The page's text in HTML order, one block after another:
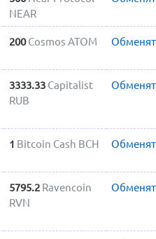
NEAR
200 Cosmos ATOM
3333.33 Capitalist
RUB
1 Bitcoin Cash BCH
5795.2 Ravencoin
RVN